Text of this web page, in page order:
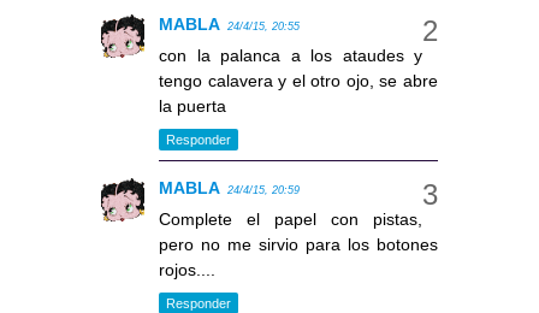
MABLA 24/4/15, 20:55
con la palanca a los ataudes y
tengo calavera y el otro ojo, se abre
la puerta
Responder
MABLA 24/4/15, 20:59
Complete el papel con pistas,
pero no me sirvio para los botones
rojos....
Responder